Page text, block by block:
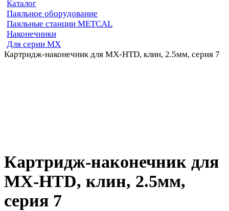
Каталог
Паяльное оборудование
Паяльные станции METCAL
Наконечники
Для серии MX
Картридж-наконечник для MX-HTD, клин, 2.5мм, серия 7
Картридж-наконечник для
MX-HTD, клин, 2.5мм,
серия 7